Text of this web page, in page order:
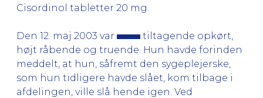
Cisordinol tabletter 20 mg.
Den 12. maj 2003 var
tiltagende opkørt,
højt råbende og truende. Hun havde forinden
meddelt, at hun, såfremt den sygeplejerske,
som hun tidligere havde slået, kom tilbage i
afdelingen, ville slå hende igen. Ved